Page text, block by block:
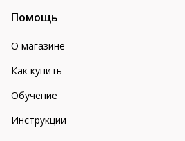
Помощь
О магазине
Как купить
Обучение
Инструкции